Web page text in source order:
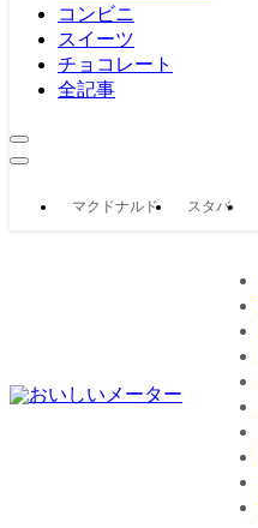
コンビニ
スイーツ
チョコレート
全記事
マクドナルド スタバ